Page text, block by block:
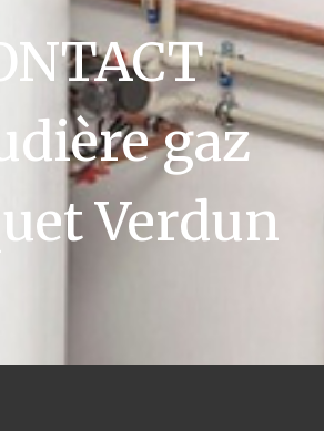
gaz
Verdun